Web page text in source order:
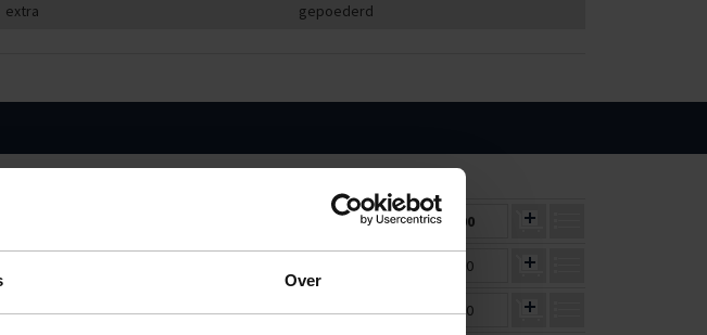
Over
extra
gepoederd
€6,88 €0,00
€0,00
stuks €8,53 €7,84 €6,88 €0,00